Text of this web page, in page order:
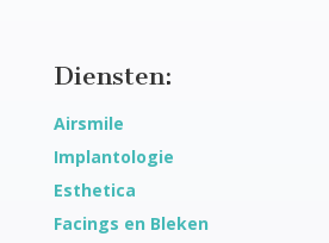
Diensten:
Airsmile
Implantologie
Esthetica
Facings en Bleken